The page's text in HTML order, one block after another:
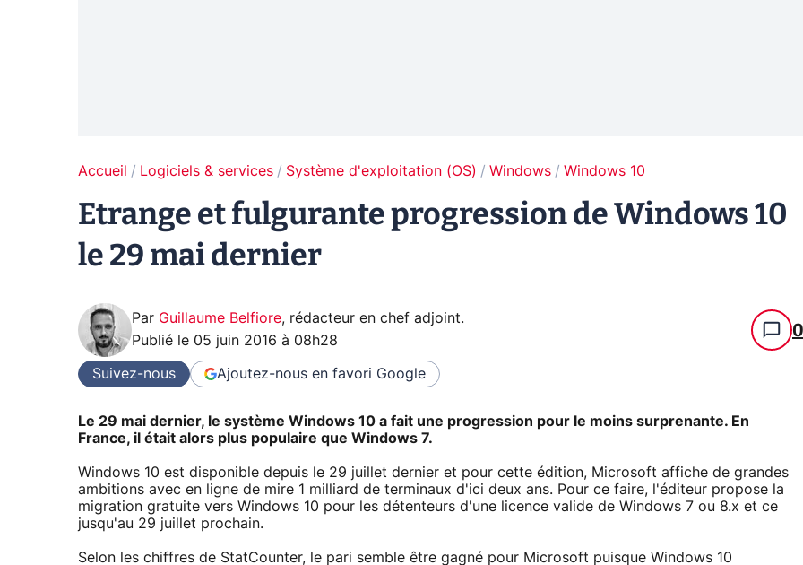
Accueil Logiciels & services Système d'exploitation (OS) Windows Windows 10
Etrange et fulgurante progression de Windows 10
le 29 mai dernier
Par Guillaume Belfiore, rédacteur en chef adjoint.
Publié le 05 juin 2016 à 08h28 0
Suivez-nous Ajoutez-nous en favori Google
Le 29 mai dernier, le système Windows 10 a fait une progression pour le moins surprenante. En
France, il était alors plus populaire que Windows 7.
Windows 10 est disponible depuis le 29 juillet dernier et pour cette édition, Microsoft affiche de grandes
ambitions avec en ligne de mire 1 milliard de terminaux d'ici deux ans. Pour ce faire, l'éditeur propose la
migration gratuite vers Windows 10 pour les détenteurs d'une licence valide de Windows 7 ou 8.x et ce
jusqu'au 29 juillet prochain.
Selon les chiffres de StatCounter, le pari semble être gagné pour Microsoft puisque Windows 10